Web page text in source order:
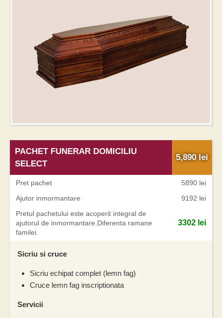
PACHET FUNERAR DOMICILIU
SELECT
5,890lei
Pret pachet
5890 lei
Ajutor inmormantare
9192 lei
Pretul pachetului este acoperit integral de
ajutorul de inmormantare.Diferenta ramane
familei.
3302 lei
Sicriu si cruce
Sicriu echipat complet (lemn fag)
Cruce lemn fag inscriptionata
Servicii